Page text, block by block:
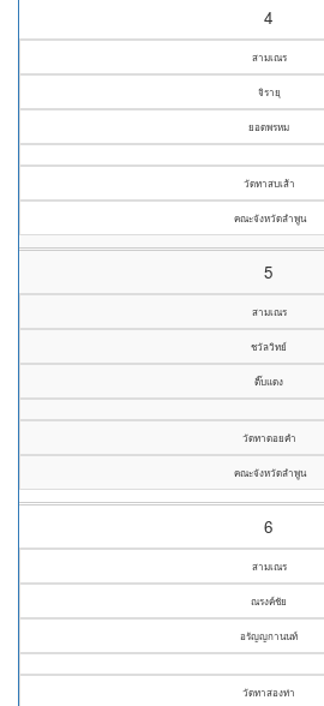
4
สามเณร
จิรายุ
ยอดพรหม
วัดทาสบเส้า
คณะจังหวัดลำพูน
5
สามเณร
ชวัลวิทย์
ติ๊บแดง
วัดทาดอยคำ
คณะจังหวัดลำพูน
6
สามเณร
ณรงค์ชัย
อรัญญกานนท์
วัดทาสองท่า